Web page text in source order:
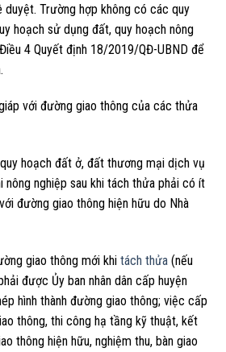
Trường hợp không có các quy
hoạch sử dụng đất, quy hoạch nông
4 Quyết định 18/2019/QĐ-UBND để
với đường giao thông của các thửa
hoạch đất ở, đất thương mại dịch vụ
nghiệp sau khi tách thửa phải có ít
đường giao thông hiện hữu do Nhà
giao thông mới khi tách thửa (nếu
được Ủy ban nhân dân cấp huyện
hình thành đường giao thông; việc cấp
thông, thi công hạ tầng kỹ thuật, kết
thông hiện hữu, nghiệm thu, bàn giao